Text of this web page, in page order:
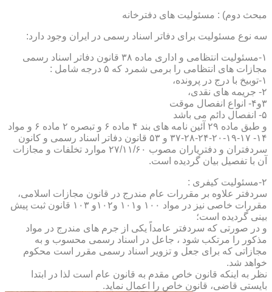
مبحث دوم) : مسئولیت های دفترخانه
سه نوع مسئولیت برای دفاتر اسناد رسمی در ایران وجود دارد:
۱-مسئولیت انتظامی و اداری ماده ۳۸ قانون دفاتر اسناد رسمی
مجازات های انتظامی را برمی شمرد که ۵ درجه شامل :
۱-توبیخ با درج در پرونده،
۲- جریمه های نقدی،
۳و۴- انواع انفصال موقت
۵- انفصال دائم می باشد
و طبق ماده ۲۹ آئین نامه های بند ۴ ماده ۶ و تبصره ۲ ماده ۶ و مواد
۱۴- ۱۷-۱۹-۲۰-۲۴-۲۸-۳۷ و ۵۳ قانون دفاتر اسناد رسمی و کانون
سردفتران و دفتریاران مصوب ۲۷/۱۱/۶۰ موارد تخلفات و مجازات
آن با تفصیل بیان گردیده است.
۲-مسئولیت کیفری :
سردفتر علاوه بر مقررات عام مندرج در قانون مجازات اسلامی،
مقررات خاصی نیز در مواد ۱۰۰ و۱۰۱ و۱۰۲و ۱۰۳ قانون ثبت پیش
بینی گردیده است؛
و در صورتی که سردفتر عامداً یکی از جرم های مندرج در مواد
مذکور را مرتکب شود ، جاعل در اسناد رسمی محسوب و به
مجازاتی که برای جعل و تزویر اسناد رسمی مقرر است محکوم
خواهد شد.
نظر به اینکه قانون خاص مقدم به قانون عام است لذا در ابتدا
بایستی قاضی، قانون خاص را اعمال نماید.